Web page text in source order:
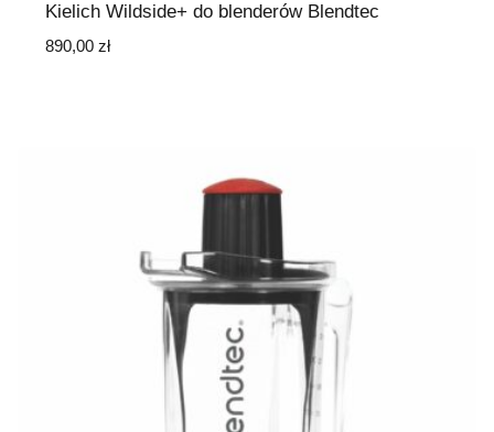
Kielich Wildside+ do blenderów Blendtec
890,00 zł